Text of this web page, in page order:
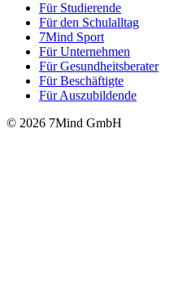
Für Stu­die­rende
Für den Schulalltag
7Mind Sport
Für Unter­neh­men
Für Gesund­heits­be­ra­ter
Für Beschäftigte
Für Auszubildende
© 2026 7Mind GmbH